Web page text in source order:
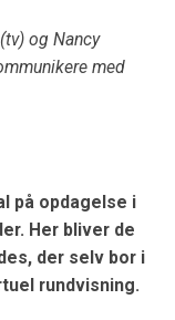
og Nancy
med
på opdagelse i
Her bliver de
der selv bor i
rundvisning.